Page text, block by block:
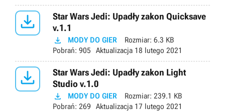

Star Wars Jedi: Upadły zakon Quicksave
v.1.1
 MODY DO GIER Rozmiar: 6.3 KB
Pobrań: 905 Aktualizacja 18 lutego 2021

Star Wars Jedi: Upadły zakon Light
Studio v.1.0
 MODY DO GIER Rozmiar: 239.1 KB
Pobrań: 269 Aktualizacja 17 lutego 2021